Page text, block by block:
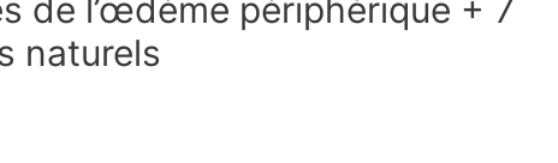
de l’œdème périphérique + 7
naturels